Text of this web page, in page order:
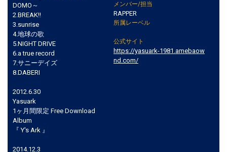
DOMO～
2.BREAK!!
3.sunrise
4.地球の歌
5.NIGHT DRIVE
6.a true record
7.サニーデイズ
8.DABERI
2012.6.30
Yasuark
1ヶ月間限定 Free Download
Album
『 Y's Ark 』
2014.12.3
メンバー/担当
RAPPER
所属レーベル
公式サイト
https://yasuark-1981.amebaow
nd.com/